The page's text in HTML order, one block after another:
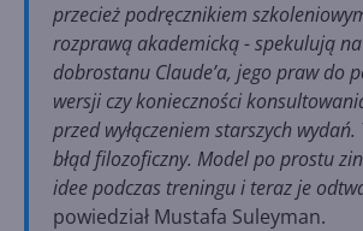
przecież podręcznikiem
rozprawą akademicką - spekulują
dobrostanu Claude’a, jego praw do
wersji czy konieczności
przed wyłączeniem starszych
błąd filozoficzny. Model po prostu
idee podczas treningu i teraz je
powiedział Mustafa Suleyman.